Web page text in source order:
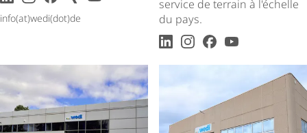
info(at)wedi(dot)de
service de terrain à l'échelle
du pays.
LinkedInInstagram
facebookyoutube